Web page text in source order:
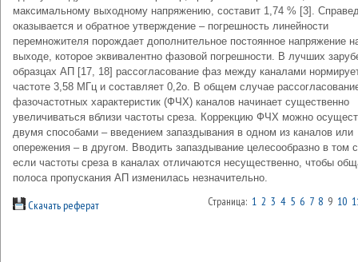
максимальному выходному напряжению, составит 1,74 % [3].
оказывается и обратное утверждение – погрешность линейности
перемножителя порождает дополнительное постоянное напряжение
выходе, которое эквивалентно фазовой погрешности. В лучших
образцах АП [17, 18] рассогласование фаз между каналами
частоте 3,58 МГц и составляет 0,2о. В общем случае
фазочастотных характеристик (ФЧХ) каналов начинает существенно
увеличиваться вблизи частоты среза. Коррекцию ФЧХ можно
двумя способами – введением запаздывания в одном из каналов или
опережения – в другом. Вводить запаздывание целесообразно в том
если частоты среза в каналах отличаются несущественно, чтобы
полоса пропускания АП изменилась незначительно.
Скачать реферат Страница: 1 2 3 4 5 6 7 8 9 10